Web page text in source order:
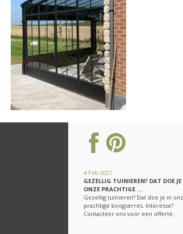
4 Feb 2021
GEZELLIG TUINIEREN? DAT DOE
ONZE PRACHTIGE …
Gezellig tuinieren? Dat doe je in
prachtige boogserres. Interesse?
Contacteer ons voor een offerte…